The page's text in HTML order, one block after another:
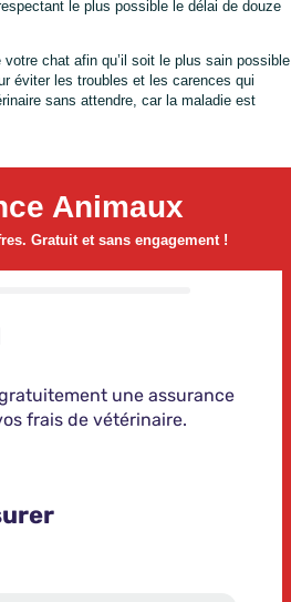
le plus possible le délai de douze
chat afin qu’il soit le plus sain possible
éviter les troubles et les carences qui
sans attendre, car la maladie est
Animaux
Gratuit et sans engagement !